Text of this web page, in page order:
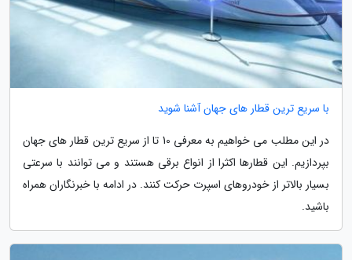
با سریع ترین قطار های جهان آشنا شوید
در این مطلب می خواهیم به معرفی 10 تا از سریع ترین قطار های جهان
بپردازیم. این قطارها اکثرا از انواع برقی هستند و می توانند با سرعتی
بسیار بالاتر از خودروهای اسپرت حرکت کنند. در ادامه با خبرنگاران همراه
باشید.